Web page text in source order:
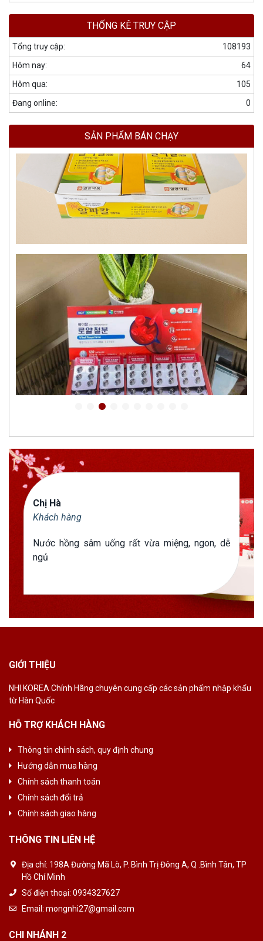
THỐNG KÊ TRUY CẬP
108193
Tổng truy cập:
64
Hôm nay:
105
Hôm qua:
0
Đang online:
SẢN PHẨM BÁN CHẠY
Chị Hà
Khách hàng
Nước hồng sâm uống rất vừa miệng, ngon, dễ
ngủ
GIỚI THIỆU
NHI KOREA Chính Hãng chuyên cung cấp các sản phẩm nhập khẩu
từ Hàn Quốc
HỖ TRỢ KHÁCH HÀNG
Thông tin chính sách, quy định chung
Hướng dẫn mua hàng
Chính sách thanh toán
Chính sách đổi trả
Chính sách giao hàng
THÔNG TIN LIÊN HỆ
Địa chỉ: 198A Đường Mã Lò, P. Bình Trị Đông A, Q .Bình Tân, TP
Hồ Chí Minh
Số điện thoại: 0934327627
Email: mongnhi27@gmail.com
CHI NHÁNH 2